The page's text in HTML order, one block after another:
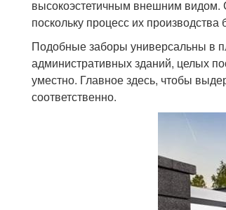
высокоэстетичным внешним видом.
поскольку процесс их
Подобные заборы универсальны в
административных зданий, целых
уместно. Главное здесь, чтобы
соответственно.